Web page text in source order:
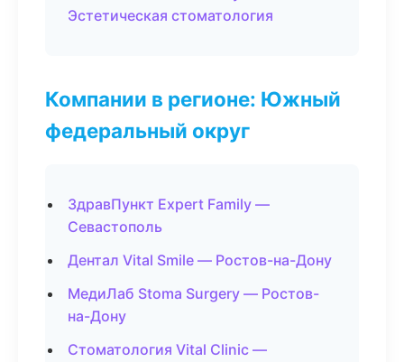
Эстетическая стоматология
Компании в регионе: Южный
федеральный округ
ЗдравПункт Expert Family —
Севастополь
Дентал Vital Smile — Ростов-на-Дону
МедиЛаб Stoma Surgery — Ростов-
на-Дону
Стоматология Vital Clinic —